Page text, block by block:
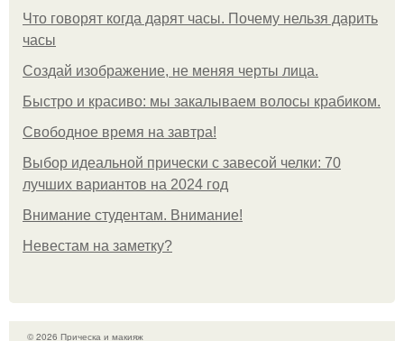
Что говорят когда дарят часы. Почему нельзя дарить
часы
Создай изображение, не меняя черты лица.
Быстро и красиво: мы закалываем волосы крабиком.
Свободное время на завтра!
Выбор идеальной прически с завесой челки: 70
лучших вариантов на 2024 год
Внимание студентам. Внимание!
Невестам на заметку?
© 2026 Прическа и макияж